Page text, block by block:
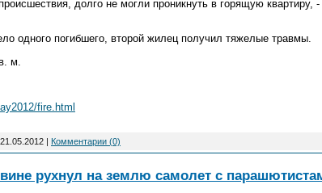
долго не могли проникнуть в горящую квартиру,
одного погибшего, второй жилец получил тяжелые травмы.
м.
fire.html
21.05.2012 | Комментарии (0)
рухнул на землю самолет с